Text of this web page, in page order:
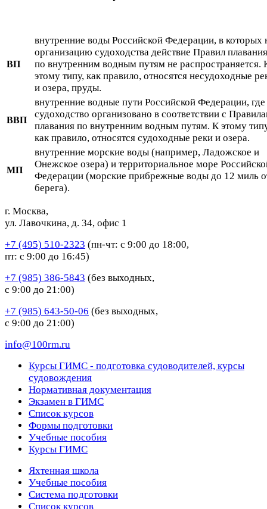
ВП
внутренние воды Российской Федерации, в которых
организацию судоходства действие Правил плавания
по внутренним водным путям не распространяется.
этому типу, как правило, относятся несудоходные
и озера, пруды.
ВВП
внутренние водные пути Российской Федерации, где
судоходство организовано в соответствии с
плавания по внутренним водным путям. К этому
как правило, относятся судоходные реки и озера.
МП
внутренние морские воды (например, Ладожское и
Онежское озера) и территориальное море
Федерации (морские прибрежные воды до 12 миль
берега).
г. Москва,
ул. Лавочкина, д. 34, офис 1
+7 (495) 510-2323 (пн-чт: с 9:00 до 18:00,
пт: с 9:00 до 16:45)
+7 (985) 386-5843 (без выходных,
с 9:00 до 21:00)
+7 (985) 643-50-06 (без выходных,
с 9:00 до 21:00)
info@100rm.ru
Курсы ГИМС - подготовка судоводителей, курсы
судовождения
Нормативная документация
Экзамен в ГИМС
Список курсов
Формы подготовки
Учебные пособия
Курсы ГИМС
Яхтенная школа
Учебные пособия
Cистема подготовки
Список курсов